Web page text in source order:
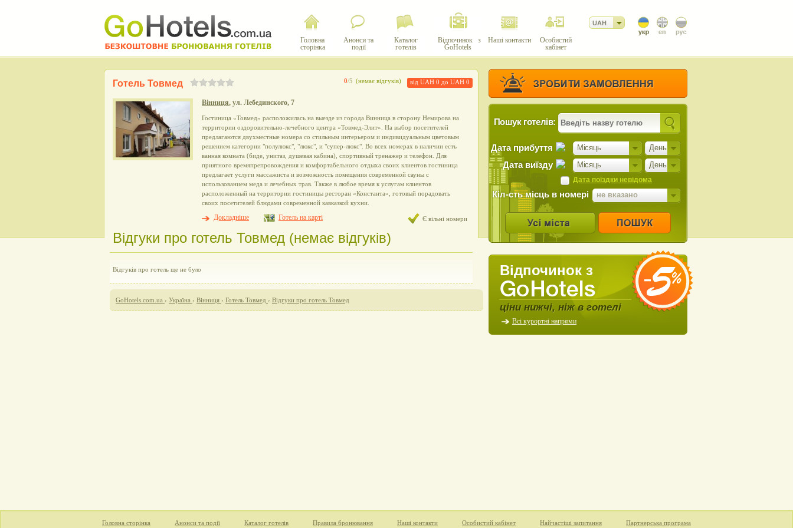
Головна
сторінка
Анонси та
події
Каталог
готелів
Відпочинок з
GoHotels
Наші контакти
Особистий
кабінет
UAH
0/5 (немає відгуків) від UAH 0 до UAH 0
Готель Товмед
Вінниця, ул. Лебединского, 7
Гостиница «Товмед» расположилась на выезде из города Винница в сторону Немирова на
территории оздоровительно-лечебного центра «Товмед-Элит». На выбор посетителей
предлагаются двухместные номера со стильным интерьером и индивидуальным цветовым
решением категории "полулюкс", "люкс", и "супер-люкс". Во всех номерах в наличии есть
ванная комната (биде, унитаз, душевая кабина), спортивный тренажер и телефон. Для
приятного времяпрепровождения и комфортабельного отдыха своих клиентов гостиница
предлагает услуги массажиста и возможность помещения современной сауны с
использованием меда и лечебных трав. Также в любое время к услугам клиентов
расположенный на территории гостиницы ресторан «Константа», готовый порадовать
своих посетителей блюдами современной кавказкой кухни.
Докладніше Готель на карті Є вільні номери
Відгуки про готель Товмед (немає відгуків)
Відгуків про готель ще не було
GoHotels.com.ua › Україна › Вінниця › Готель Товмед › Відгуки про готель Товмед
Пошук готелів:
Місяць День
Дата прибуття
Місяць День
Дата виїзду
Дата поїздки невідома
Кіл-сть місць в номері не вказано
Відпочинок з
ціни нижчі, ніж в готелі
Всі курортні напрями
Головна сторінка Анонси та події Каталог готелів Правила бронювання Наші контакти Особистий кабінет Найчастіші запитання Партнерська програма